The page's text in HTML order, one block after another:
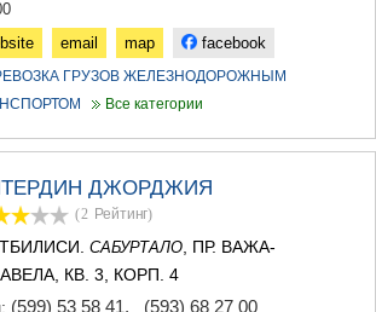
email map facebook
ГРУЗОВ ЖЕЛЕЗНОДОРОЖНЫМ
Все категории
ДЖОРДЖИЯ
(2 Рейтинг)
ТБИЛИСИ. САБУРТАЛО , ПР. ВАЖА-
КВ. 3, КОРП. 4
(599) 53 58 41, (593) 68 27 00